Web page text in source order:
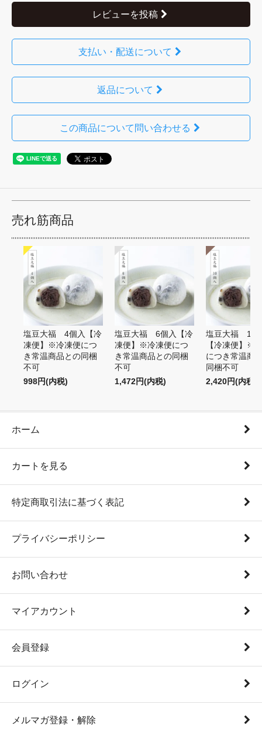
レビューを投稿
支払い・配送について
返品について
この商品について問い合わせる
売れ筋商品
塩豆大福 4個入【冷
凍便】※冷凍便につ
き常温商品との同梱
不可
998円(内税)
塩豆大福 6個入【冷
凍便】※冷凍便につ
き常温商品との同梱
不可
1,472円(内税)
塩豆大福 10
【冷凍便】※
につき常温商
同梱不可
2,420円(内税)
ホーム
カートを見る
特定商取引法に基づく表記
プライバシーポリシー
お問い合わせ
マイアカウント
会員登録
ログイン
メルマガ登録・解除